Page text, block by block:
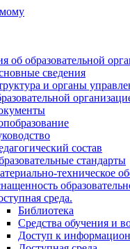
об образовательной
сведения
и органы
состав
стандарты
техническое
среда.
Библиотека
Средства обучения и
Доступ к